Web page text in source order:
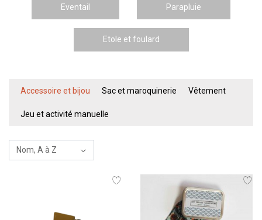
Eventail Parapluie
Etole et foulard
Accessoire et bijou Sac et maroquinerie Vêtement
Jeu et activité manuelle